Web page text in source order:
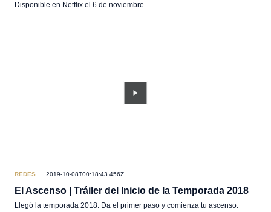
Disponible en Netflix el 6 de noviembre.
REDES 2019-10-08T00:18:43.456Z
El Ascenso | Tráiler del Inicio de la Temporada 2018
Llegó la temporada 2018. Da el primer paso y comienza tu ascenso.